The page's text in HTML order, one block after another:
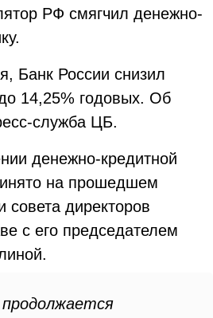
РФ смягчил денежно-
Банк России снизил
14,25% годовых. Об
служба ЦБ.
денежно-кредитной
на прошедшем
совета директоров
с его председателем